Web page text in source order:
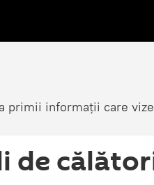
primii informații care
de